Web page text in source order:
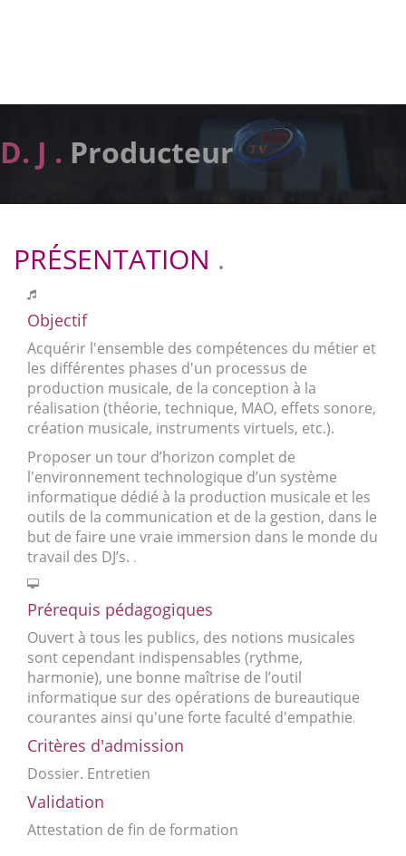
D. J . Producteur
PRÉSENTATION .
Objectif
Acquérir l'ensemble des compétences du métier et
les différentes phases d'un processus de
production musicale, de la conception à la
réalisation (théorie, technique, MAO, effets sonore,
création musicale, instruments virtuels, etc.).
Proposer un tour d’horizon complet de
l'environnement technologique d’un système
informatique dédié à la production musicale et les
outils de la communication et de la gestion, dans le
but de faire une vraie immersion dans le monde du
travail des DJ’s. .
Prérequis pédagogiques
Ouvert à tous les publics, des notions musicales
sont cependant indispensables (rythme,
harmonie), une bonne maîtrise de l’outil
informatique sur des opérations de bureautique
courantes ainsi qu'une forte faculté d'empathie.
Critères d'admission
Dossier. Entretien
Validation
Attestation de fin de formation